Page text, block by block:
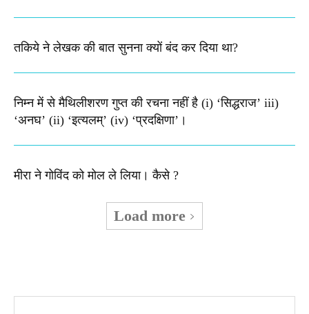
तकिये ने लेखक की बात सुनना क्यों बंद कर दिया था?
निम्न में से मैथिलीशरण गुप्त की रचना नहीं है (i) ‘सिद्धराज’ iii)
‘अनघ’ (ii) ‘इत्यलम्’ (iv) ‘प्रदक्षिणा’।
मीरा ने गोविंद को मोल ले लिया। कैसे ?
Load more